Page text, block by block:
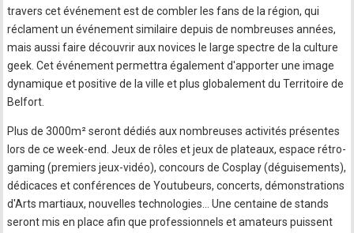
travers cet événement est de combler les fans de la région, qui
réclament un événement similaire depuis de nombreuses années,
mais aussi faire découvrir aux novices le large spectre de la culture
geek. Cet événement permettra également d'apporter une image
dynamique et positive de la ville et plus globalement du Territoire de
Belfort.
Plus de 3000m² seront dédiés aux nombreuses activités présentes
lors de ce week-end. Jeux de rôles et jeux de plateaux, espace rétro-
gaming (premiers jeux-vidéo), concours de Cosplay (déguisements),
dédicaces et conférences de Youtubeurs, concerts, démonstrations
d'Arts martiaux, nouvelles technologies… Une centaine de stands
seront mis en place afin que professionnels et amateurs puissent